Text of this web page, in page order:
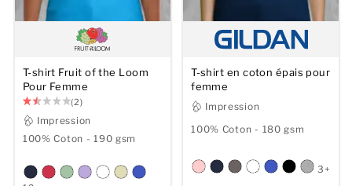
T-shirt Fruit of the Loom
Pour Femme
(2)
Impression
100% Coton - 190 gsm
T-shirt en coton épais pour
femme
Impression
100% Coton - 180 gsm
3+